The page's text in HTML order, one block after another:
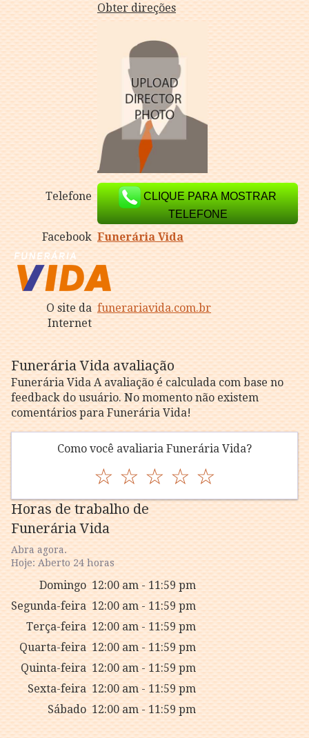
Obter direções
Telefone
CLIQUE PARA MOSTRAR
TELEFONE
Facebook Funerária Vida
O site da
Internet
funerariavida.com.br
Funerária Vida avaliação
Funerária Vida A avaliação é calculada com base no
feedback do usuário. No momento não existem
comentários para Funerária Vida!
Como você avaliaria Funerária Vida?
☆ ☆ ☆ ☆ ☆
Horas de trabalho de
Funerária Vida
Abra agora.
Hoje: Aberto 24 horas
Domingo 12:00 am - 11:59 pm
Segunda-feira 12:00 am - 11:59 pm
Terça-feira 12:00 am - 11:59 pm
Quarta-feira 12:00 am - 11:59 pm
Quinta-feira 12:00 am - 11:59 pm
Sexta-feira 12:00 am - 11:59 pm
Sábado 12:00 am - 11:59 pm